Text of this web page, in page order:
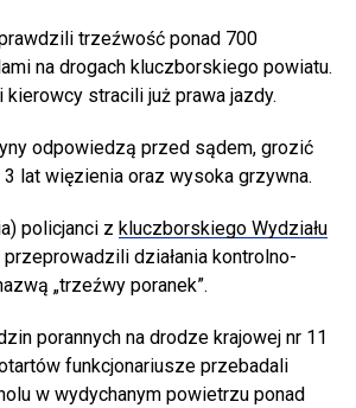
trzeźwość ponad 700
na drogach kluczborskiego powiatu.
stracili już prawa jazdy.
odpowiedzą przed sądem, grozić
lat więzienia oraz wysoka grzywna.
policjanci z kluczborskiego Wydziału
przeprowadzili działania kontrolno-
„trzeźwy poranek”.
porannych na drodze krajowej nr 11
funkcjonariusze przebadali
w wydychanym powietrzu ponad